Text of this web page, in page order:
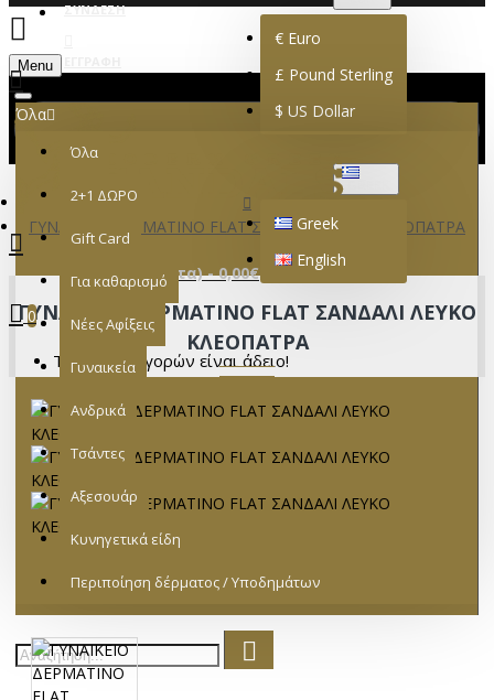
ΣΎΝΔΕΣΗ
€ Euro
£ Pound Sterling
$ US Dollar
Greek
English
Menu
0 προϊόν(τα) - 0,00€
0
Το καλάθι αγορών είναι άδειο!
Όλα
Όλα
2+1 ΔΩΡΟ
Gift Card
Για καθαρισμό
Νέες Αφίξεις
Γυναικεία
Ανδρικά
Τσάντες
Αξεσουάρ
Κυνηγετικά είδη
Περιποίηση δέρματος / Υποδημάτων
ΓΥΝΑΙΚΕΙΟ ΔΕΡΜΑΤΙΝΟ FLAT ΣΑΝΔΑΛΙ ΛΕΥΚΟ ΚΛΕΟΠΑΤΡΑ
ΓΥΝΑΙΚΕΙΟ ΔΕΡΜΑΤΙΝΟ FLAT ΣΑΝΔΑΛΙ ΛΕΥΚΟ
ΚΛΕΟΠΑΤΡΑ